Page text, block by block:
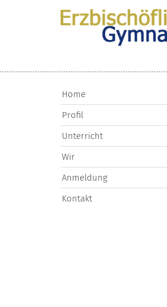
Home
Profil
Unterricht
Wir
Anmeldung
Kontakt